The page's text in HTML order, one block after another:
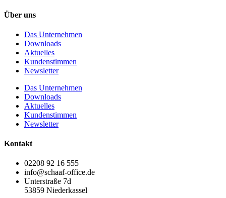
Über uns
Das Unternehmen
Downloads
Aktuelles
Kundenstimmen
Newsletter
Das Unternehmen
Downloads
Aktuelles
Kundenstimmen
Newsletter
Kontakt
02208 92 16 555
info@schaaf-office.de
Unterstraße 7d
53859 Niederkassel